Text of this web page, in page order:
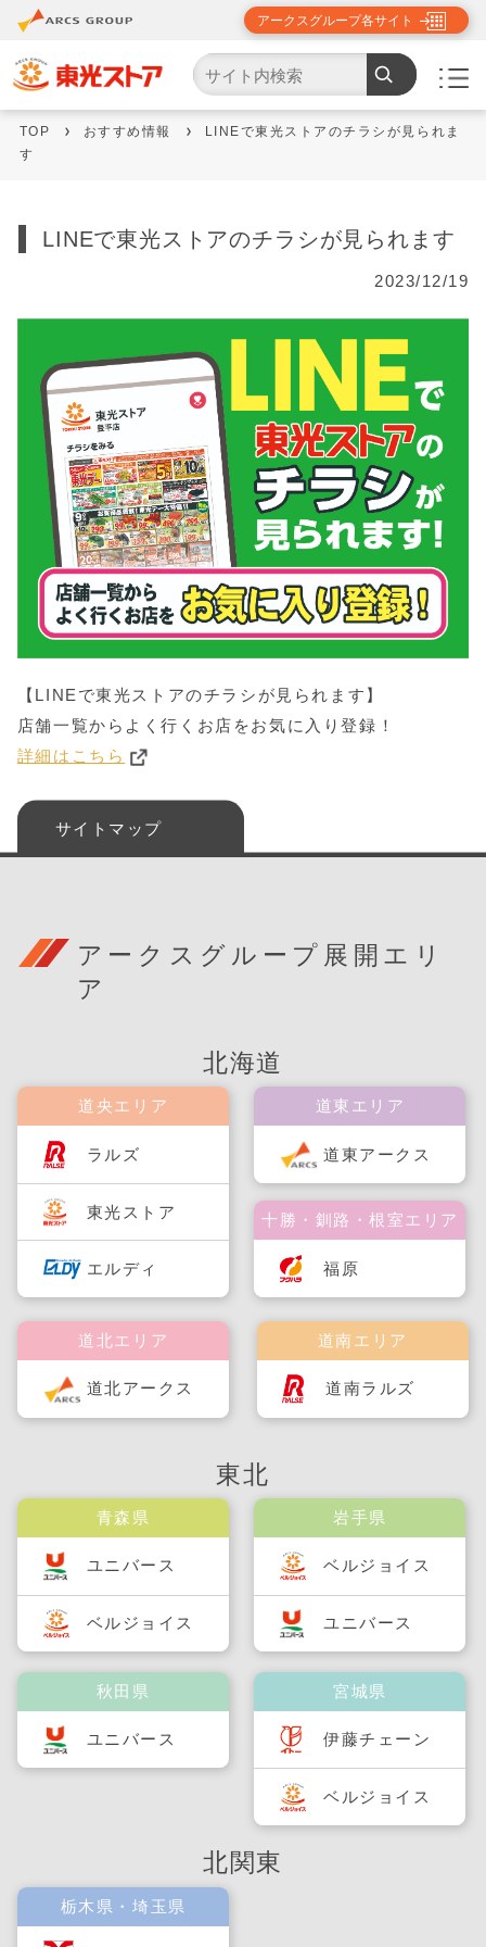
アークスグループ各サイト
TOP おすすめ情報
LINEで東光ストアのチラシが見られま
す
LINEで東光ストアのチラシが見られます
2023/12/19
【LINEで東光ストアのチラシが見られます】
店舗一覧からよく行くお店をお気に入り登録！
詳細はこちら
サイトマップ
アークスグループ展開エリ
ア
北海道
道央エリア
ラルズ
東光ストア
エルディ
道南エリア
道南ラルズ
道北エリア
道北アークス
道東エリア
道東アークス
十勝・釧路・根室エリア
福原
東北
青森県
ユニバース
ベルジョイス
秋田県
ユニバース
岩手県
ベルジョイス
ユニバース
宮城県
伊藤チェーン
ベルジョイス
北関東
栃木県・埼玉県